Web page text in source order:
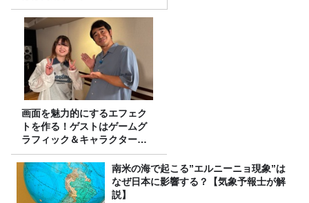
画面を魅力的にするエフェク
トを作る！ゲストはゲームグ
ラフィック＆キャラクター専
攻の遠藤里桜さん！
南米の海で起こる”エルニーニョ現象”は
なぜ日本に影響する？【気象予報士が解
説】